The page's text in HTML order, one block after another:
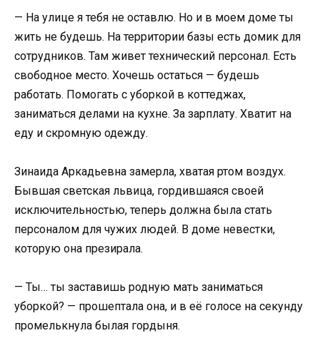
— На улице я тебя не оставлю. Но и в моем доме ты
жить не будешь. На территории базы есть домик для
сотрудников. Там живет технический персонал. Есть
свободное место. Хочешь остаться — будешь
работать. Помогать с уборкой в коттеджах,
заниматься делами на кухне. За зарплату. Хватит на
еду и скромную одежду.
Зинаида Аркадьевна замерла, хватая ртом воздух.
Бывшая светская львица, гордившаяся своей
исключительностью, теперь должна была стать
персоналом для чужих людей. В доме невестки,
которую она презирала.
— Ты… ты заставишь родную мать заниматься
уборкой? — прошептала она, и в её голосе на секунду
промелькнула былая гордыня.